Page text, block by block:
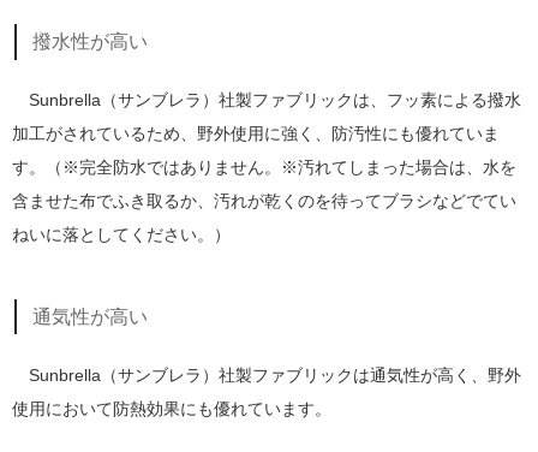
撥水性が高い
Sunbrella（サンブレラ）社製ファブリックは、フッ素による撥水
加工がされているため、野外使用に強く、防汚性にも優れていま
す。（※完全防水ではありません。※汚れてしまった場合は、水を
含ませた布でふき取るか、汚れが乾くのを待ってブラシなどでてい
ねいに落としてください。）
通気性が高い
Sunbrella（サンブレラ）社製ファブリックは通気性が高く、野外
使用において防熱効果にも優れています。